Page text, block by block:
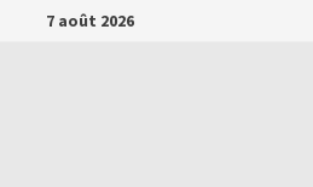
Passer7 août 2026